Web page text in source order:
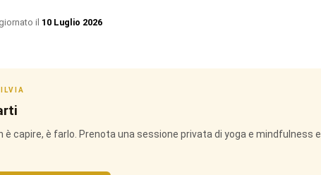
il 10 Luglio 2026
è capire, è farlo. Prenota una sessione privata di yoga e mindfulness e